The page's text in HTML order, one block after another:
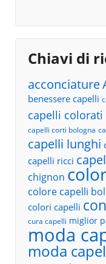
Chiavi di
acconciature
benessere capelli
capelli colorati
capelli corti bologna
capelli lunghi
capelli ricci
chignon
colore capelli
colori capelli
cura capelli miglior
moda
moda